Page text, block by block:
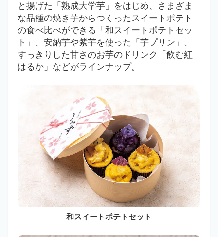
と揚げた「熟成大学芋」をはじめ、さまざま
な品種の焼き芋からつくったスイートポテト
の食べ比べができる「和スイートポテトセッ
ト」、安納芋や紫芋を使った「芋プリン」、
すっきりした甘さのお芋のドリンク「飲む紅
はるか」などがラインナップ。
和スイートポテトセット